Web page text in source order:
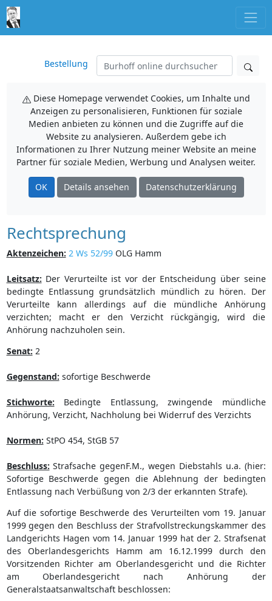
Bestellung
Diese Homepage verwendet Cookies, um Inhalte und
Anzeigen zu personalisieren, Funktionen für soziale
Medien anbieten zu können und die Zugriffe auf die
Website zu analysieren. Außerdem gebe ich
Informationen zu Ihrer Nutzung meiner Website an meine
Partner für soziale Medien, Werbung und Analysen weiter.
OK Details ansehen Datenschutzerklärung
Rechtsprechung
Aktenzeichen: 2 Ws 52/99OLG Hamm
Leitsatz: Der Verurteilte ist vor der Entscheidung über seine
bedingte Entlassung grundsätzlich mündlich zu hören. Der
Verurteilte kann allerdings auf die mündliche Anhörung
verzichten; macht er den Verzicht rückgängig, wird die
Anhörung nachzuholen sein.
Senat: 2
Gegenstand: sofortige Beschwerde
Stichworte: Bedingte Entlassung, zwingende mündliche
Anhörung, Verzicht, Nachholung bei Widerruf des Verzichts
Normen: StPO 454, StGB 57
Beschluss: Strafsache gegenF.M., wegen Diebstahls u.a. (hier:
Sofortige Beschwerde gegen die Ablehnung der bedingten
Entlassung nach Verbüßung von 2/3 der erkannten Strafe).
Auf die sofortige Beschwerde des Verurteilten vom 19. Januar
1999 gegen den Beschluss der Strafvollstreckungskammer des
Landgerichts Hagen vom 14. Januar 1999 hat der 2. Strafsenat
des Oberlandesgerichts Hamm am 16.12.1999 durch den
Vorsitzenden Richter am Oberlandesgericht und die Richter
am Oberlandesgericht nach Anhörung der
Generalstaatsanwaltschaft beschlossen: